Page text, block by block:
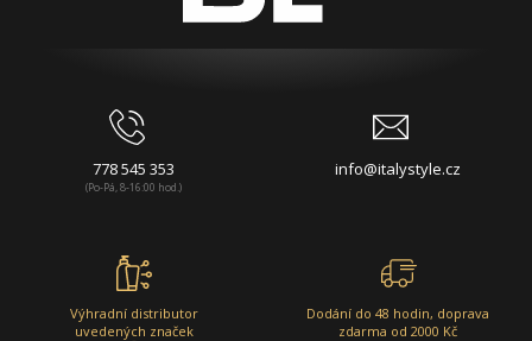
778 545 353
(Po-Pá, 8-16:00 hod.)
info@italystyle.cz
Výhradní distributor
uvedených značek
Dodání do 48 hodin, doprava
zdarma od 2000 Kč